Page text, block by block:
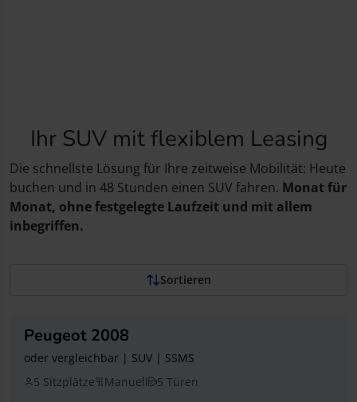
Ihr SUV mit flexiblem Leasing
Die schnellste Lösung für Ihre zeitweise Mobilität: Heute
buchen und in 48 Stunden einen SUV fahren. Monat für
Monat, ohne festgelegte Laufzeit und mit allem
inbegriffen.
Sortieren
Peugeot 2008
oder vergleichbar | SUV | SSMS
5 Sitzplätze
Manuell 5 Türen